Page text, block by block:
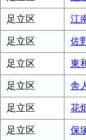
足立区 江
足立区 佐
足立区 東
足立区 舎
足立区 花
足立区 保